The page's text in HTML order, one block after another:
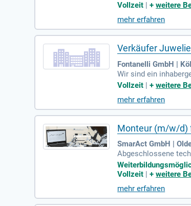
gnungsprüfung
Vollzeit |+weitere
mehr erfahren
Verkäufer
Fontanelli GmbH |
Wir sind ein
aten wir unsere
dem übernimmst du
rung im beratenden
Vollzeit |+weitere
mehr erfahren
Monteur (m/w/d)
SmarAct GmbH |
Abgeschlossene
hmied/in,
Vollzeit |+weitere
mehr erfahren